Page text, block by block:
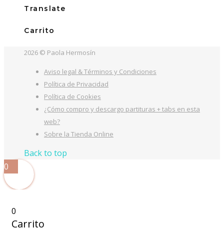
Translate
Carrito
2026 © Paola Hermosín
Aviso legal & Términos y Condiciones
Política de Privacidad
Política de Cookies
¿Cómo compro y descargo partituras + tabs en esta
web?
Sobre la Tienda Online
Back to top
0
0
Carrito